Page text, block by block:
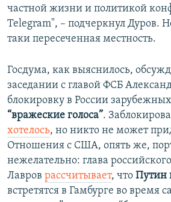
частной жизни и политикой
Telegram", – подчеркнул Дуров.
таки пересеченная местность.
Госдума, как выяснилось,
заседании с главой ФСБ
блокировку в России
“вражеские голоса”.
хотелось, но никто не может
Отношения с США, опять же,
нежелательно: глава
Лавров рассчитывает, что Путин
встретятся в Гамбурге во время